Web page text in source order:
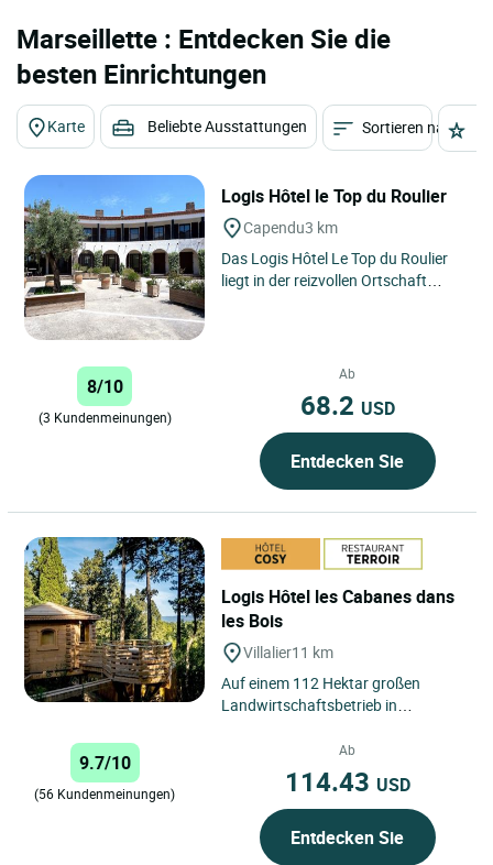
Marseillette : Entdecken Sie die
besten Einrichtungen
Karte Beliebte Ausstattungen Sortieren nach
Logis Hôtel le Top du Roulier
Capendu3 km
Das Logis Hôtel Le Top du Roulier
liegt in der reizvollen Ortschaft
8/10
(3 Kundenmeinungen)
Ab
68.2 USD
Entdecken Sie
Logis Hôtel les Cabanes dans
les Bois
Villalier11 km
Auf einem 112 Hektar großen
Landwirtschaftsbetrieb in
unsere Waldhütten Sie in der
wundervollen...
9.7/10
(56 Kundenmeinungen)
Ab
114.43 USD
Entdecken Sie